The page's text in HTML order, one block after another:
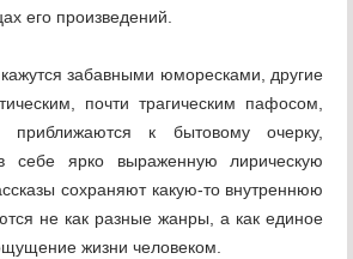
его произведений.
забавными юморесками, другие
почти трагическим пафосом,
к бытовому очерку,
себе ярко выраженную лирическую
сохраняют какую-то внутреннюю
не как разные жанры, а как единое
жизни человеком.